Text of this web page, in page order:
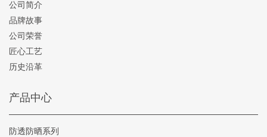
公司简介
品牌故事
公司荣誉
匠心工艺
历史沿革
产品中心
防透防晒系列